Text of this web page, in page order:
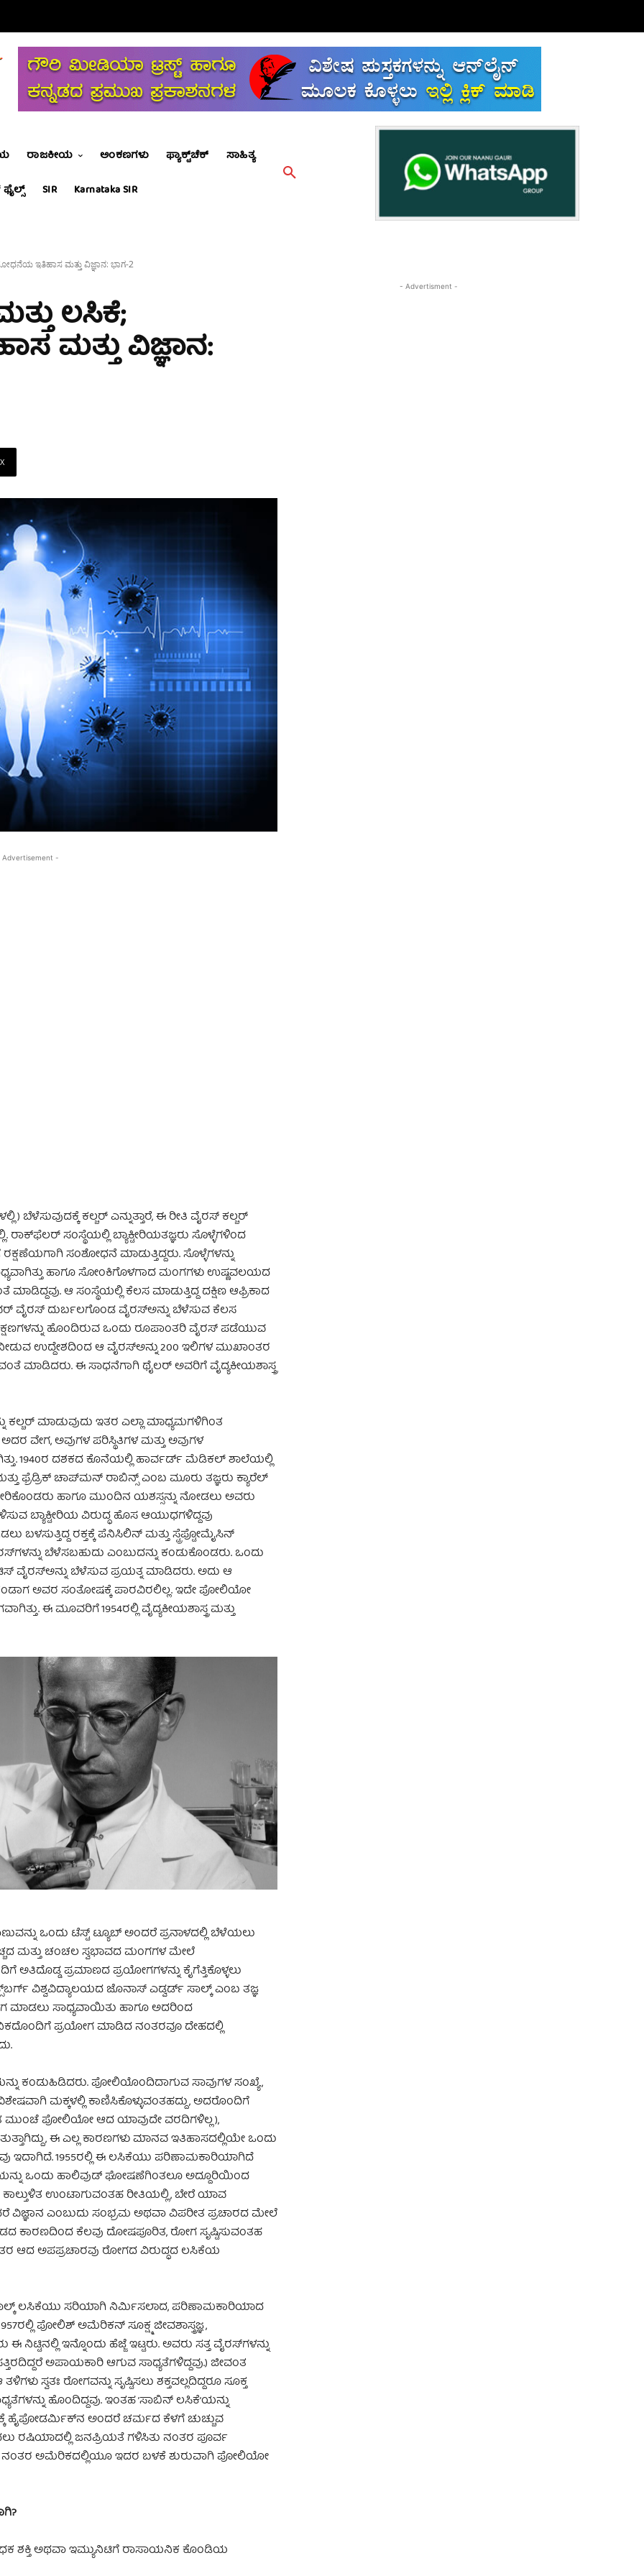
ರಾಜಕೀಯ ಅಂಕಣಗಳು ಫ್ಯಾಕ್ಟ್‌ಚೆಕ್
ಸಾಹಿತ್ಯ
SIR Karnataka SIR
ಇತಿಹಾಸ ಮತ್ತು ವಿಜ್ಞಾನ: ಭಾಗ-2
ಲಸಿಕೆ;
ಮತ್ತು ವಿಜ್ಞಾನ:
X
-
ಬೆಳೆಸುವುದಕ್ಕೆ ಕಲ್ಚರ್ ಎನ್ನುತ್ತಾರೆ, ಈ ರೀತಿ ವೈರಸ್ ಕಲ್ಚರ್
ರಾಕ್‌ಫೆಲರ್ ಸಂಸ್ಥೆಯಲ್ಲಿ ಬ್ಯಾಕ್ಟೀರಿಯತಜ್ಞರು ಸೊಳ್ಳೆಗಳಿಂದ
ಸಂಶೋಧನೆ ಮಾಡುತ್ತಿದ್ದರು. ಸೊಳ್ಳೆಗಳನ್ನು
ಹಾಗೂ ಸೋಂಕಿಗೊಳಗಾದ ಮಂಗಗಳು ಉಷ್ಣವಲಯದ
ಆ ಸಂಸ್ಥೆಯಲ್ಲಿ ಕೆಲಸ ಮಾಡುತ್ತಿದ್ದ ದಕ್ಷಿಣ ಆಫ್ರಿಕಾದ
ವೈರಸ್ ದುರ್ಬಲಗೊಂಡ ವೈರಸ್‌ಅನ್ನು ಬೆಳೆಸುವ ಕೆಲಸ
ಹೊಂದಿರುವ ಒಂದು ರೂಪಾಂತರಿ ವೈರಸ್ ಪಡೆಯುವ
ಉದ್ದೇಶದಿಂದ ಆ ವೈರಸ್‌ಅನ್ನು 200 ಇಲಿಗಳ ಮುಖಾಂತರ
ಈ ಸಾಧನೆಗಾಗಿ ಥೈಲರ್ ಅವರಿಗೆ ವೈದ್ಯಕೀಯಶಾಸ್ತ್ರ
ಕಲ್ಚರ್ ಮಾಡುವುದು ಇತರ ಎಲ್ಲಾ ಮಾಧ್ಯಮಗಳಿಗಿಂತ
ವೇಗ, ಅವುಗಳ ಪರಿಸ್ಥಿತಿಗಳ ಮತ್ತು ಅವುಗಳ
1940ರ ದಶಕದ ಕೊನೆಯಲ್ಲಿ ಹಾರ್ವರ್ಡ್ ಮೆಡಿಕಲ್ ಶಾಲೆಯಲ್ಲಿ
ಫ್ರೆಡ್ರಿಕ್ ಚಾಪ್‌ಮನ್ ರಾಬಿನ್ಸ್ ಎಂಬ ಮೂರು ತಜ್ಞರು ಕ್ಯಾರೆಲ್
ತೀರಿಕೊಂಡರು ಹಾಗೂ ಮುಂದಿನ ಯಶಸ್ಸನ್ನು ನೋಡಲು ಅವರು
ಬ್ಯಾಕ್ಟೀರಿಯ ವಿರುದ್ಧ ಹೊಸ ಆಯುಧಗಳಿದ್ದವು
ರಕ್ತಕ್ಕೆ ಪೆನಿಸಿಲಿನ್ ಮತ್ತು ಸ್ಟ್ರೆಪ್ಟೋಮೈಸಿನ್
ಬೆಳೆಸಬಹುದು ಎಂಬುದನ್ನು ಕಂಡುಕೊಂಡರು. ಒಂದು
ಬೆಳೆಸುವ ಪ್ರಯತ್ನ ಮಾಡಿದರು. ಅದು ಆ
ಅವರ ಸಂತೋಷಕ್ಕೆ ಪಾರವಿರಲಿಲ್ಲ. ಇದೇ ಪೋಲಿಯೋ
ಈ ಮೂವರಿಗೆ 1954ರಲ್ಲಿ ವೈದ್ಯಕೀಯಶಾಸ್ತ್ರ ಮತ್ತು
ಒಂದು ಟೆಸ್ಟ್ ಟ್ಯೂಬ್ ಅಂದರೆ ಪ್ರನಾಳದಲ್ಲಿ ಬೆಳೆಯಲು
ಮತ್ತು ಚಂಚಲ ಸ್ವಭಾವದ ಮಂಗಗಳ ಮೇಲೆ
ಪ್ರಮಾಣದ ಪ್ರಯೋಗಗಳನ್ನು ಕೈಗೆತ್ತಿಕೊಳ್ಳಲು
ವಿಶ್ವವಿದ್ಯಾಲಯದ ಜೊನಾಸ್ ಎಡ್ವರ್ಡ್ ಸಾಲ್ಕ್ ಎಂಬ ತಜ್ಞ
ಸಾಧ್ಯವಾಯಿತು ಹಾಗೂ ಅದರಿಂದ
ಪ್ರಯೋಗ ಮಾಡಿದ ನಂತರವೂ ದೇಹದಲ್ಲಿ
ಕಂಡುಹಿಡಿದರು. ಪೋಲಿಯೊಂದಿದಾಗುವ ಸಾವುಗಳ ಸಂಖ್ಯೆ,
ಮಕ್ಕಳಲ್ಲಿ ಕಾಣಿಸಿಕೊಳ್ಳುವಂತಹದ್ದು, ಅದರೊಂದಿಗೆ
ಮುಂಚೆ ಪೋಲಿಯೋ ಆದ ಯಾವುದೇ ವರದಿಗಳಿಲ್ಲ),
ಈ ಎಲ್ಲ ಕಾರಣಗಳು ಮಾನವ ಇತಿಹಾಸದಲ್ಲಿಯೇ ಒಂದು
ಇದಾಗಿದೆ. 1955ರಲ್ಲಿ ಈ ಲಸಿಕೆಯು ಪರಿಣಾಮಕಾರಿಯಾಗಿದೆ
ಒಂದು ಹಾಲಿವುಡ್ ಘೋಷಣೆಗಿಂತಲೂ ಅದ್ದೂರಿಯಿಂದ
ಕಾಲ್ತುಳಿತ ಉಂಟಾಗುವಂತಹ ರೀತಿಯಲ್ಲಿ, ಬೇರೆ ಯಾವ
ವಿಜ್ಞಾನ ಎಂಬುದು ಸಂಭ್ರಮ ಅಥವಾ ವಿಪರೀತ ಪ್ರಚಾರದ ಮೇಲೆ
ಕಾರಣದಿಂದ ಕೆಲವು ದೋಷಪೂರಿತ, ರೋಗ ಸೃಷ್ಟಿಸುವಂತಹ
ಆದ ಅಪಪ್ರಚಾರವು ರೋಗದ ವಿರುದ್ಧದ ಲಸಿಕೆಯ
ಸಾಲ್ಕ್ ಲಸಿಕೆಯು ಸರಿಯಾಗಿ ನಿರ್ಮಿಸಲಾದ, ಪರಿಣಾಮಕಾರಿಯಾದ
ಪೋಲಿಶ್ ಅಮೆರಿಕನ್ ಸೂಕ್ಷ್ಮ ಜೀವಶಾಸ್ತ್ರಜ್ಞ,
ಇನ್ನೊಂದು ಹೆಜ್ಜೆ ಇಟ್ಟರು. ಅವರು ಸತ್ತ ವೈರಸ್‌ಗಳನ್ನು
ಅಪಾಯಕಾರಿ ಆಗುವ ಸಾಧ್ಯತೆಗಳಿದ್ದವು.) ಜೀವಂತ
ಸ್ವತಃ ರೋಗವನ್ನು ಸೃಷ್ಟಿಸಲು ಶಕ್ತವಲ್ಲದಿದ್ದರೂ ಸೂಕ್ತ
ಹೊಂದಿದ್ದವು. ಇಂತಹ ’ಸಾಬಿನ್ ಲಸಿಕೆ’ಯನ್ನು
ಹೈಪೋಡರ್ಮಿಕ್‌ನ ಅಂದರೆ ಚರ್ಮದ ಕೆಳಗೆ ಚುಚ್ಚುವ
ರಷಿಯಾದಲ್ಲಿ ಜನಪ್ರಿಯತೆ ಗಳಿಸಿತು ನಂತರ ಪೂರ್ವ
ನಂತರ ಅಮೆರಿಕದಲ್ಲಿಯೂ ಇದರ ಬಳಕೆ ಶುರುವಾಗಿ ಪೋಲಿಯೋ
ಶಕ್ತಿ ಅಥವಾ ಇಮ್ಯುನಿಟಿಗೆ ರಾಸಾಯನಿಕ ಕೊಂಡಿಯ
- Advertisment -